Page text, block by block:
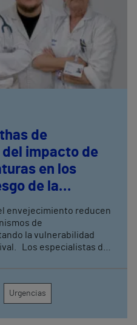
de
impacto de
en los
de la
envejecimiento reducen
de
la vulnerabilidad
de
el equilibrio
Urgencias